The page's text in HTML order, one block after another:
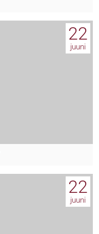
22
juuni
22
juuni